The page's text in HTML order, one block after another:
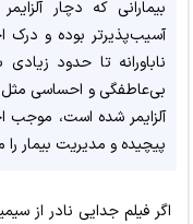
بیمارانی که دچار
آسیب‌پذیرتر بوده و درک
ناباورانه تا حدود
بی‌عاطفگی و احساسی مثل
آلزایمر شده است، موجب
پیچیده و مدیریت بیمار
اگر فیلم جدایی نادر از